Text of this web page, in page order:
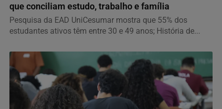
que conciliam estudo, trabalho e família
Pesquisa da EAD UniCesumar mostra que 55% dos
estudantes ativos têm entre 30 e 49 anos; História de...